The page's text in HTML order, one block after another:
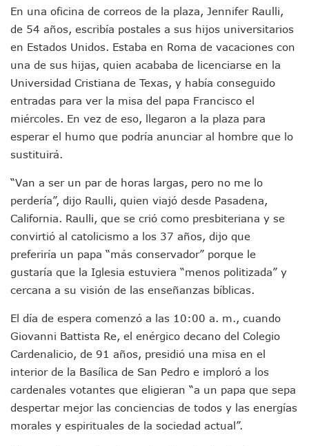
Nayarit, Jalisco Y Otros 6 Estados Suspenden Clases Este
Reporte Preliminar De Afectaciones, Según El Gobierno
Canaco Servytur Puerto Vallarta Pide Evitar La Rapiña En
Localizan 19 Vehículos Calcinados En Bahía De Banderas
Reportan Al Menos 60 Negocios Incendiados En Puerto
Coparmex Pide Reforzar Seguridad Tras Jornada De
Sin Daños A La Infraestructura Del Aeropuerto De Vallarta,
Estados Unidos Pide A Sus Ciudadanos Resguardarse Si
Gobierno De México Confirma Muerte De “El Mencho”
Reportan Captura Y Muerte De “El Mencho” En Medio De
Enfrentamientos Y Narcobloqueos Son Por Operativo En
Narcobloqueos Causan Pánico Y Tensión En Puerto
Justicia Penal-Oral Sigue Rezagada A 10 Años De La
Polvo, Ruido, Máquinas… Así Las Obras Inconclusas En El
Decomisan 4 Toneladas De Droga En Aguas De
Incendio En Taller De Vehículos Pesados En San Juan De
Congreso Médico En Puerto Vallarta Dejará Beneficios
Mueren 8 Personas De Bahía De Banderas En Operativo
Personas Therian Convocan A Mega Convivio En
Unirse Vallarta: Horario De Atención De Oficina De
Localizan Y Liberan A Cuatro Personas Que Permanecían
Ola De Calor Alcanzará Su Máximo Este Jueves En
Sigue El Programa De Bacheo En Puerto Vallarta
Localizan A Menor Extraviada En La Nueva Central De
En una oficina de correos de la plaza, Jennifer Raulli,
de 54 años, escribía postales a sus hijos universitarios
en Estados Unidos. Estaba en Roma de vacaciones con
una de sus hijas, quien acababa de licenciarse en la
Universidad Cristiana de Texas, y había conseguido
entradas para ver la misa del papa Francisco el
miércoles. En vez de eso, llegaron a la plaza para
esperar el humo que podría anunciar al hombre que lo
sustituirá.
“Van a ser un par de horas largas, pero no me lo
perdería”, dijo Raulli, quien viajó desde Pasadena,
California. Raulli, que se crió como presbiteriana y se
convirtió al catolicismo a los 37 años, dijo que
preferiría un papa “más conservador” porque le
gustaría que la Iglesia estuviera “menos politizada” y
cercana a su visión de las enseñanzas bíblicas.
El día de espera comenzó a las 10:00 a. m., cuando
Giovanni Battista Re, el enérgico decano del Colegio
Cardenalicio, de 91 años, presidió una misa en el
interior de la Basílica de San Pedro e imploró a los
cardenales votantes que eligieran “a un papa que sepa
despertar mejor las conciencias de todos y las energías
morales y espirituales de la sociedad actual”.